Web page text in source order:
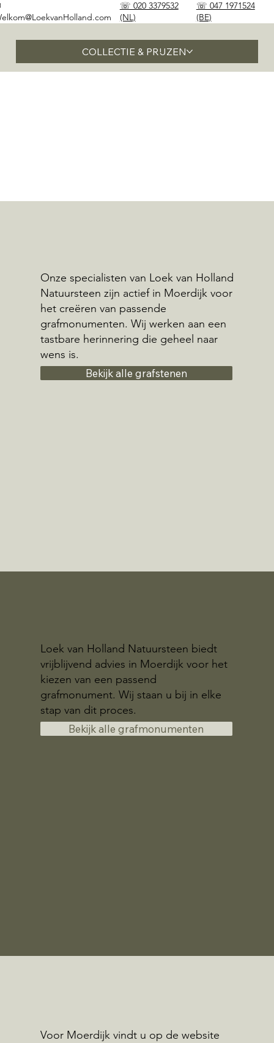
COLLECTIE & PRIJZEN
☏ 020 3379532
(NL)
☏ 047 1971524
(BE)
Onze specialisten van Loek van Holland
Natuursteen zijn actief in Moerdijk voor
het creëren van passende
grafmonumenten. Wij werken aan een
tastbare herinnering die geheel naar
wens is.
Bekijk alle grafstenen
Loek van Holland Natuursteen biedt
vrijblijvend advies in Moerdijk voor het
kiezen van een passend
grafmonument. Wij staan u bij in elke
stap van dit proces.
Bekijk alle grafmonumenten
Voor Moerdijk vindt u op de website